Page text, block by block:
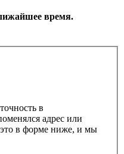
время.
в
адрес или
это в форме ниже, и мы